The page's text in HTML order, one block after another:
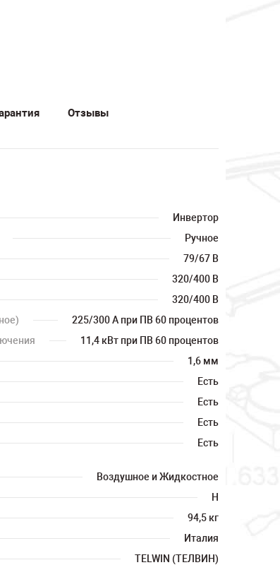
Отзывы
Инвертор
Ручное
79/67 В
320/400 В
320/400 В
225/300 А при ПВ 60 процентов
11,4 кВт при ПВ 60 процентов
1,6 мм
Есть
Есть
Есть
Есть
Воздушное и Жидкостное
H
94,5 кг
Италия
TELWIN (ТЕЛВИН)